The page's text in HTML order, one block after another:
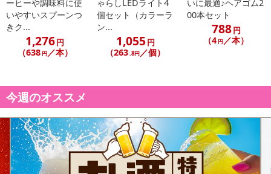
【ご注意点】
※電球や部品の破損などについて初期不良のお問い合わせは商
品到着後1週間以内に申し出ください。使用してからのお問い合わせ
について対応出来かねる場合がございますのでご了承ください
※佐川急便での発送ですが、一部離島へは追跡不可の普通郵便で
発送することがございませのでご了承ください。
※海外輸入品のため、つくりが不十分な場合がございます。予
めご了承ください
※商品は、簡易包装で発送します。海外輸入品のため、パッケ
ージに外国語が表記されており、多少のスレ、汚れ、破れなどがあ
る場合がございます。予めご了承ください
ーヒーや調味料に使
いやすいスプーンつ
きク...
1,276円
（638 円／本）
ゃらしLEDライト4
個セット（カラーラ
ン...
1,055 円
（263.8円／個）
いに最適♪ヘアゴム2
00本セット
788円
（4 円／本）
今週のオススメ